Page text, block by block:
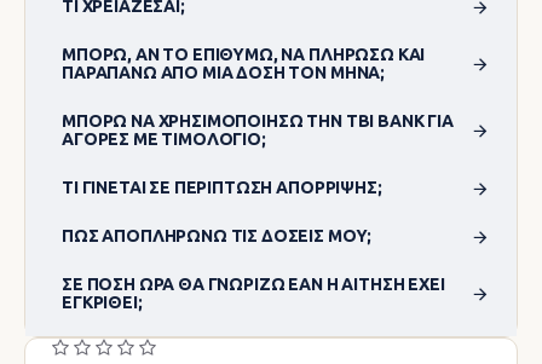
ΤΙ ΧΡΕΙΆΖΕΣΑΙ;
ΜΠΟΡΏ, ΑΝ ΤΟ ΕΠΙΘΥΜΏ, ΝΑ ΠΛΗΡΏΣΩ ΚΑΙ
ΠΑΡΑΠΆΝΩ ΑΠΌ ΜΊΑ ΔΌΣΗ ΤΟΝ ΜΉΝΑ;
ΜΠΟΡΏ ΝΑ ΧΡΗΣΙΜΟΠΟΊΗΣΩ ΤΗΝ TBI BANK ΓΙΑ
ΑΓΟΡΈΣ ΜΕ ΤΙΜΟΛΌΓΙΟ;
ΤΙ ΓΊΝΕΤΑΙ ΣΕ ΠΕΡΊΠΤΩΣΗ ΑΠΌΡΡΙΨΗΣ;
ΠΏΣ ΑΠΟΠΛΗΡΏΝΩ ΤΙΣ ΔΌΣΕΙΣ ΜΟΥ;
ΣΕ ΠΌΣΗ ΏΡΑ ΘΑ ΓΝΩΡΊΖΩ ΕΆΝ Η ΑΊΤΗΣΗ ΈΧΕΙ
ΕΓΚΡΙΘΕΊ;